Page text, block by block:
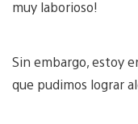
muy laborioso!
Sin embargo, estoy
que pudimos lograr